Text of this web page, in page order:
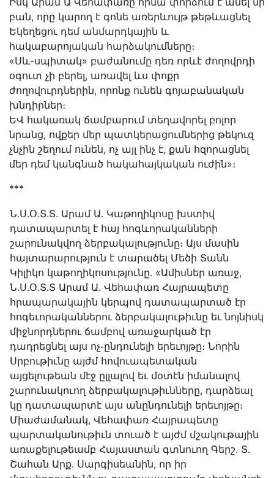
բան, որը կարող է գոնե առերևույթ թեթևացնել
Եկեղեցու դեմ անմարդկային և
հակաբարոյական հարձակումները։
«Սև-սպիտակ» բաժանումը դեռ որևէ ժողովրդի
օգուտ չի բերել, առավել ևս փոքր
ժողովուրդներին, որոնք ունեն գոյաբանական
խնդիրներ։
ԵՎ հակառակ ճամբարում տեղավորել բոլոր
նրանց, ովքեր մեր պատկերացումներից թեկուզ
չնչին շեղում ունեն, ոչ այլ ինչ է, քան հզորացնել
մեր դեմ կանգնած հակահայկական ուժին»։
***
Ն.Ս.Օ.Տ.Տ. Արամ Ա. Կաթողիկոսը խստիվ
դատապարտել է հայ հոգևորականների
շարունակվող ձերբակալությունը։ Այս մասին
հայտարարություն է տարածել Մեծի Տանն
Կիլիկո կաթողիկոսությունը․ «Ամիսներ առաջ,
Ն.Ս.Օ.Տ.Տ Արամ Ա. Վեհափառ Հայրապետը
հրապարակային կերպով դատապարտած էր
հոգեւորականներու ձերբակալութիւնը եւ նոյնիսկ
միջնորդներու ճամբով առաջարկած էր
դադրեցնել այս ոչ֊ընդունելի երեւոյթը։ Նորին
Սրբութիւնը այժմ հովուապետական
այցելութեան մէջ ըլլալով եւ մօտէն իմանալով
շարունակուող ձերբակալութիւնները, դարձեալ
կը դատապարտէ այս անընդունելի երեւոյթը։
Միաժամանակ, Վեհափառ Հայրապետը
պարտականութիւն տուած է այժմ մշակութային
առաքելութեամբ Հայաստան գտնուող Գերշ. Տ.
Շահան Արք. Սարգիսեանին, որ իր